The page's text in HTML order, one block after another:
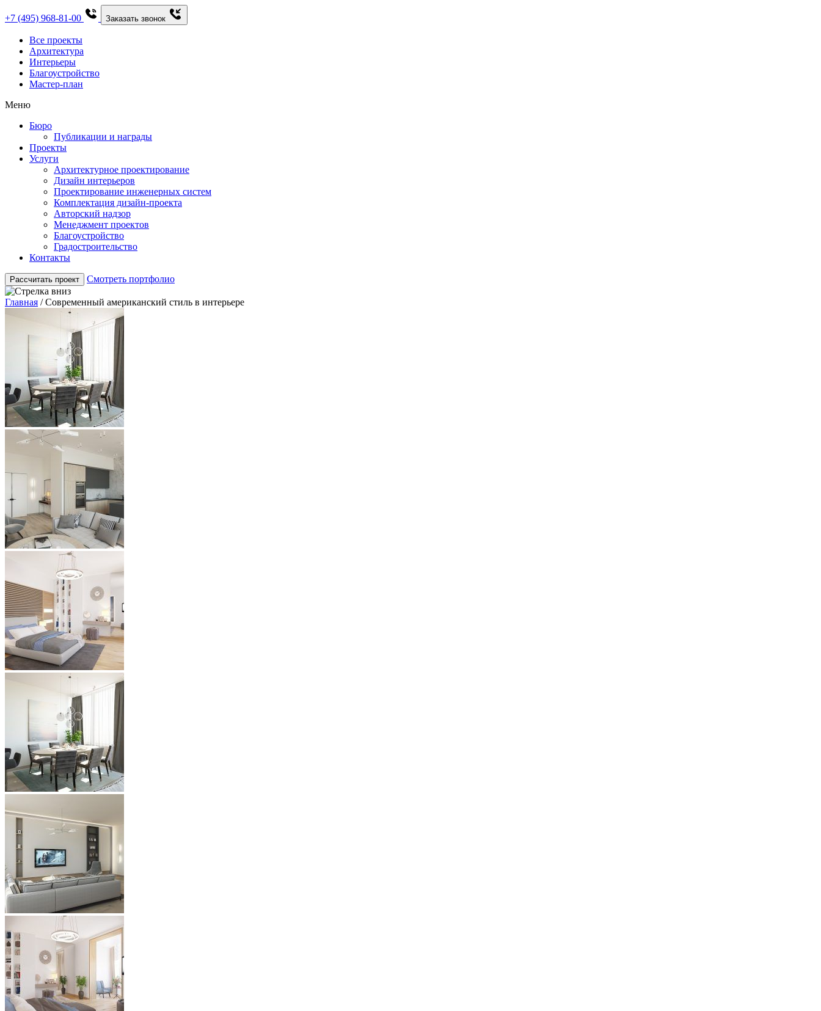
+7 (495) 968-81-00 Заказать звонок
Все проекты
Архитектура
Интерьеры
Благоустройство
Мастер-план
Меню
Бюро
Публикации и награды
Проекты
Услуги
Архитектурное проектирование
Дизайн интерьеров
Проектирование инженерных систем
Комплектация дизайн-проекта
Авторский надзор
Менеджмент проектов
Благоустройство
Градостроительство
Контакты
Рассчитать проект Смотреть портфолио
Главная /Современный американский стиль в интерьере